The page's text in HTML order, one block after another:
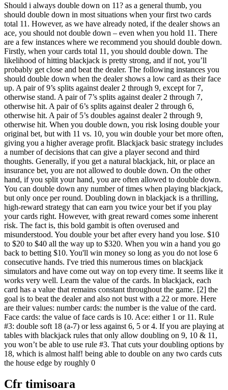
Should i always double down on 11? as a general thumb, you
should double down in most situations when your first two cards
total 11. However, as we have already noted, if the dealer shows an
ace, you should not double down – even when you hold 11. There
are a few instances where we recommend you should double down.
Firstly, when your cards total 11, you should double down. The
likelihood of hitting blackjack is pretty strong, and if not, you’ll
probably get close and beat the dealer. The following instances you
should double down when the dealer shows a low card as their face
up. A pair of 9’s splits against dealer 2 through 9, except for 7,
otherwise stand. A pair of 7’s splits against dealer 2 through 7,
otherwise hit. A pair of 6’s splits against dealer 2 through 6,
otherwise hit. A pair of 5’s doubles against dealer 2 through 9,
otherwise hit. When you double down, you risk losing double your
original bet, but with 11 vs. 10, you win double your bet more often,
giving you a higher average profit. Blackjack basic strategy includes
a number of decisions that can give a player second and third
thoughts. Generally, if you get a natural blackjack, hit, or place an
insurance bet, you are not allowed to double down. On the other
hand, if you split your hand, you are often allowed to double down.
You can double down any number of times when playing blackjack,
but only once per round. Doubling down in blackjack is a thrilling,
high-reward strategy that can earn you twice your bet if you play
your cards right. However, with great reward comes some inherent
risk. The fact is, this bold gambit is often overused and
misunderstood. You double your bet after every hand you lose. $10
to $20 to $40 all the way up to $320. When you win a hand you go
back to betting $10. You'll win money so long as you do not lose 6
consecutive hands. I've tried this numerous times on blackjack
simulators and have come out way on top every time. It seems like it
works very well. Learn the value of the cards. In blackjack, each
card has a value that remains constant throughout the game. [2] the
goal is to beat the dealer and also not bust with a 22 or more. Here
are their values: number cards: the number is the value of the card.
Face cards: the value of face cards is 10. Ace: either 1 or 11. Rule
#3: double soft 18 (a-7) or less against 6, 5 or 4. If you are playing at
tables with blackjack rules that only allow doubling on 9, 10 & 11,
you won’t be able to use rule #3. That cuts your doubling options by
18, which is almost half! being able to double on any two cards cuts
the house edge by roughly 0
Cfr timisoara